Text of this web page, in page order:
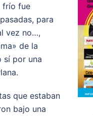
frío fue
para
vez no…,
de la
sí por una
que estaban
bajo una